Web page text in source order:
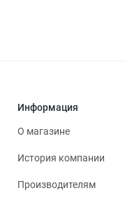
Информация
О магазине
История компании
Производителям